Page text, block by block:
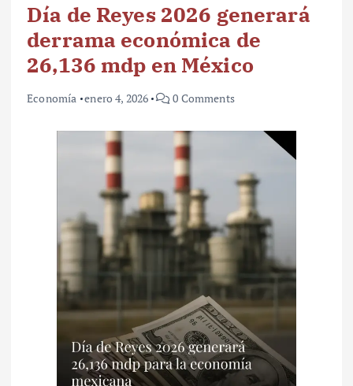
Día de Reyes 2026 generará
derrama económica de
26,136 mdp en México
Economía enero 4, 2026 0 Comments